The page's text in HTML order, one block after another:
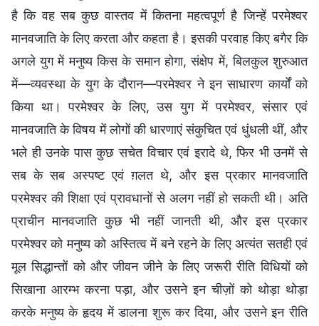
है कि वह सब कुछ वास्तव में कितना महत्वपूर्ण है जिन्हें परमेश्वर
मानवजाति के लिए करता और कहता है। इसकी परवाह किए बगैर कि
अगले युग में मनुष्य किस के समान होगा, संक्षेप में, बिलकुल शुरुआत
में—व्यवस्था के युग के दौरान—परमेश्वर ने इन साधारण कार्यों को
किया था। परमेश्वर के लिए, उस युग में परमेश्वर, संसार एवं
मानवजाति के विषय में लोगों की धारणाएं संकुचित एवं धुंधली थीं, और
भले ही उनके पास कुछ सचेत विचार एवं इरादे थे, फिर भी उनमें से
सब के सब अस्पष्ट एवं ग़लत थे, और इस प्रकार मानवजाति
परमेश्वर की शिक्षा एवं प्रावधानों से अलग नहीं हो सकती थी। अति
प्राचीन मानवजाति कुछ भी नहीं जानती थी, और इस प्रकार
परमेश्वर को मनुष्य को अस्तित्व में बने रहने के लिए अत्यंत सतही एवं
मूल सिद्धान्तों को और जीवन जीने के लिए जरूरी रीति विधियों को
सिखाना आरम्भ करना पड़ा, और उसने इन चीज़ों को थोड़ा थोड़ा
करके मनुष्य के हृदय में डालना शुरू कर दिया, और उसने इन रीति